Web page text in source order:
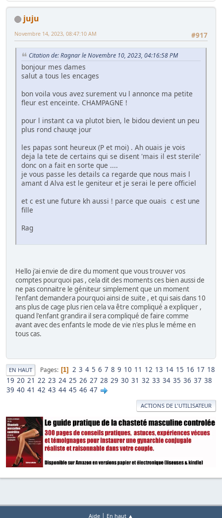
juju
#917
Novembre 14, 2023, 08:47:10 AM
Citation de: Ragnar le Novembre 10, 2023, 04:16:58 PM
bonjour mes dames
salut a tous les encages
bon voila vous avez surement vu l annonce ma petite
fleur est enceinte. CHAMPAGNE !
pour l instant ca va plutot bien, le bidou devient un peu
plus rond chauqe jour
les papas sont heureux (P et moi) . Ah ouais je vois
deja la tete de certains qui se disent 'mais il est sterile'
donc on a fait en sorte que ....
je vous passe les details ca regarde que nous mais l
amant d Alva est le geniteur et je serai le pere officiel
et c est une future kh aussi ! parce que ouais c est une
fille
Rag
Hello j'ai envie de dire du moment que vous trouver vos
comptes pourquoi pas , cela dit des moments ces bien aussi de
ne pas connaitre le géniteur simplement que un moment
l'enfant demandera pourquoi ainsi de suite , et qui sais dans 10
ans plus de cage plus rien cela va être compliqué a expliquer ,
quand l'enfant grandira il sera compliqué de faire comme
avant avec des enfants le mode de vie n'es plus le méme en
tous cas.
EN HAUT Pages 1 2 3 4 5 6 7 8 9 10 11 12 13 14 15 16 17 18
19 20 21 22 23 24 25 26 27 28 29 30 31 32 33 34 35 36 37 38
39 40 41 42 43 44 45 46 47
ACTIONS DE L'UTILISATEUR
Aide | En haut ▲